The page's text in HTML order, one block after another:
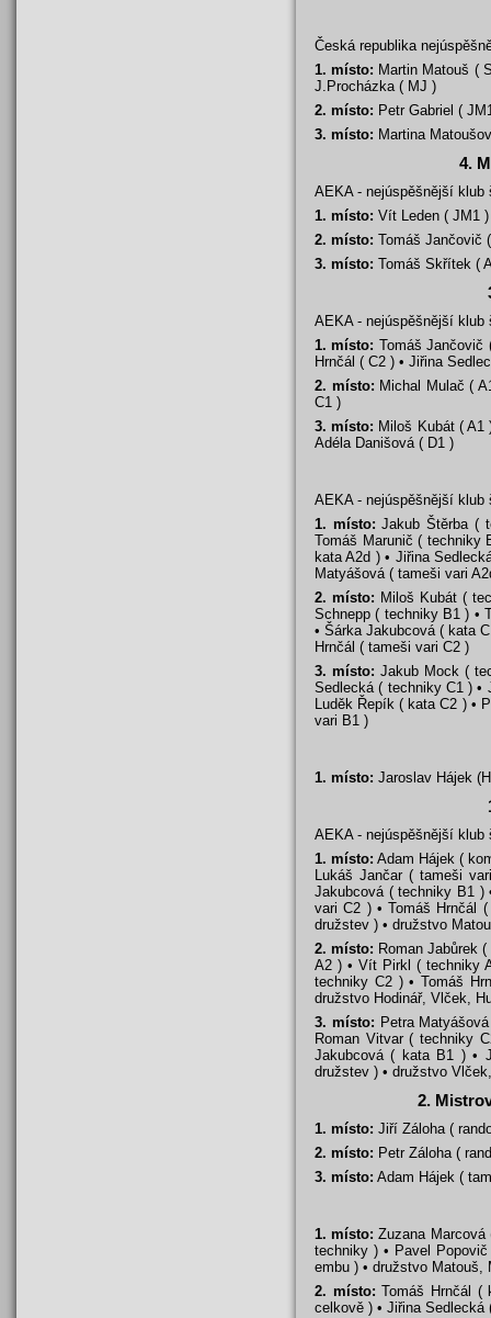
Česká republika
1. místo: Martin Matouš (
J.Procházka ( MJ )
2. místo: Petr Gabriel (
3. místo: Martina
4.
AEKA - nejúspěšnější klub
1. místo: Vít Leden ( JM1
2. místo: Tomáš Jančovič
3. místo: Tomáš Skřítek (
AEKA - nejúspěšnější klub
1. místo: Tomáš Jančovič
Hrnčál ( C2 ) • Jiřina
2. místo: Michal Mulač (
C1 )
3. místo: Miloš Kubát ( A1
Adéla Danišová ( D1 )
AEKA - nejúspěšnější klub
1. místo: Jakub Štěrba (
Tomáš Marunič ( techniky
kata A2d ) • Jiřina
Matyášová ( tameši vari
2. místo: Miloš Kubát (
Schnepp ( techniky B1 ) •
• Šárka Jakubcová ( kata
Hrnčál ( tameši vari C2 )
3. místo: Jakub Mock (
Sedlecká ( techniky C1 ) •
Luděk Řepík ( kata C2 ) •
vari B1 )
1. místo: Jaroslav Hájek
AEKA - nejúspěšnější klub
1. místo: Adam Hájek (
Lukáš Jančar ( tameši
Jakubcová ( techniky B1 )
vari C2 ) • Tomáš Hrnčál
družstev ) • družstvo
2. místo: Roman Jabůrek
A2 ) • Vít Pirkl ( techniky
techniky C2 ) • Tomáš
družstvo Hodinář, Vlček,
3. místo: Petra
Roman Vitvar ( techniky
Jakubcová ( kata B1 ) •
družstev ) • družstvo
2.
1. místo: Jiří Záloha (
2. místo: Petr Záloha (
3. místo: Adam Hájek (
1. místo: Zuzana Marcová
techniky ) • Pavel
embu ) • družstvo Matouš,
2. místo: Tomáš Hrnčál (
celkově ) • Jiřina